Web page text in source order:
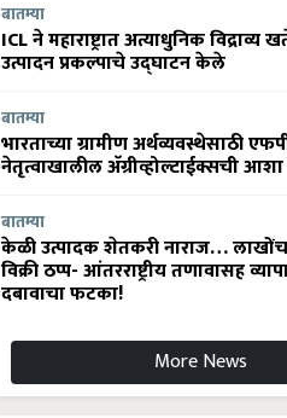
बातम्या
ICL ने महाराष्ट्रात अत्याधुनिक विद्राव्य
उत्पादन प्रकल्पाचे उद्घाटन केले
बातम्या
भारताच्या ग्रामीण अर्थव्यवस्थेसाठी
नेतृत्वाखालील अ‍ॅग्रीव्होल्टाईक्सची आशा
बातम्या
केळी उत्पादक शेतकरी नाराज…
विक्री ठप्प- आंतरराष्ट्रीय तणावासह
दबावाचा फटका!
More News